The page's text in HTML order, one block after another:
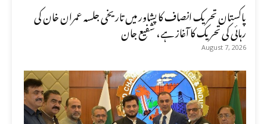
پاکستان تحریک انصاف کا پشاور میں تاریخی جلسہ عمران خان کی
رہائی کی تحریک کا آغاز ہے، شفیع جان
August 7, 2026